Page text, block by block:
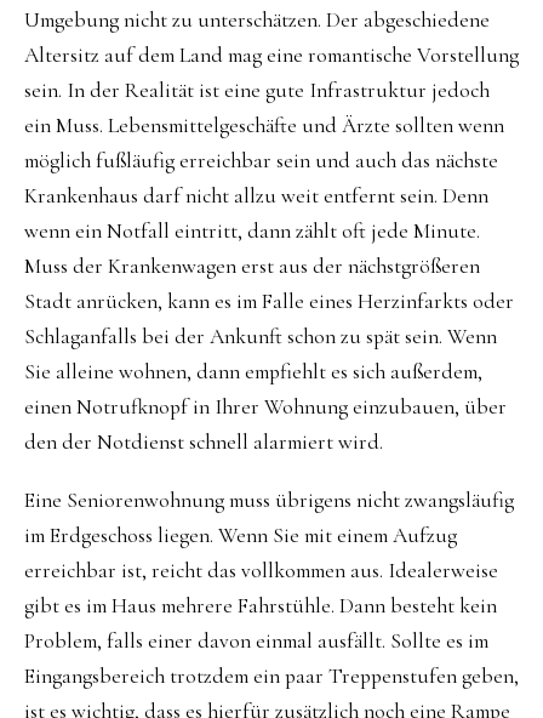
Umgebung nicht zu unterschätzen. Der abgeschiedene
Altersitz auf dem Land mag eine romantische Vorstellung
sein. In der Realität ist eine gute Infrastruktur jedoch
ein Muss. Lebensmittelgeschäfte und Ärzte sollten wenn
möglich fußläufig erreichbar sein und auch das nächste
Krankenhaus darf nicht allzu weit entfernt sein. Denn
wenn ein Notfall eintritt, dann zählt oft jede Minute.
Muss der Krankenwagen erst aus der nächstgrößeren
Stadt anrücken, kann es im Falle eines Herzinfarkts oder
Schlaganfalls bei der Ankunft schon zu spät sein. Wenn
Sie alleine wohnen, dann empfiehlt es sich außerdem,
einen Notrufknopf in Ihrer Wohnung einzubauen, über
den der Notdienst schnell alarmiert wird.
Eine Seniorenwohnung muss übrigens nicht zwangsläufig
im Erdgeschoss liegen. Wenn Sie mit einem Aufzug
erreichbar ist, reicht das vollkommen aus. Idealerweise
gibt es im Haus mehrere Fahrstühle. Dann besteht kein
Problem, falls einer davon einmal ausfällt. Sollte es im
Eingangsbereich trotzdem ein paar Treppenstufen geben,
ist es wichtig, dass es hierfür zusätzlich noch eine Rampe